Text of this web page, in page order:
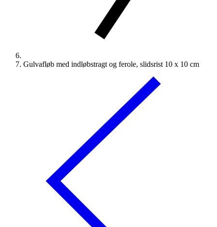
Gulvafløb med indløbstragt og ferole, slidsrist 10 x 10 cm